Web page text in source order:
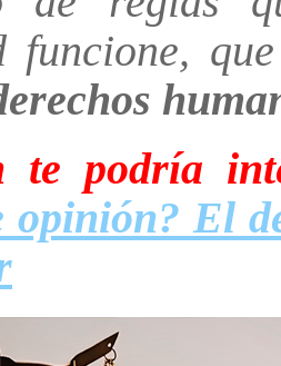
funcione,
te podría
opinión? El